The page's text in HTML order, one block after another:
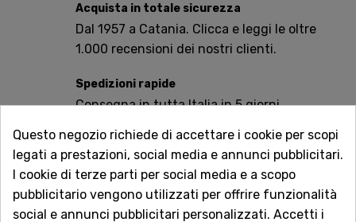
Acquista in totale sicurezza
Dal 1957 a Catania. Clicca e leggi le oltre
1.000 recensioni dei nostri clienti.
Spedizioni rapide
Consegna in tutta Italia in 5 giorni
Servizio Clienti sempre con te
Contattaci online oppure chiama per
qualsiasi informazione.
Questo negozio richiede di accettare i cookie per scopi
legati a prestazioni, social media e annunci pubblicitari.
I cookie di terze parti per social media e a scopo
pubblicitario vengono utilizzati per offrire funzionalità
social e annunci pubblicitari personalizzati. Accetti i